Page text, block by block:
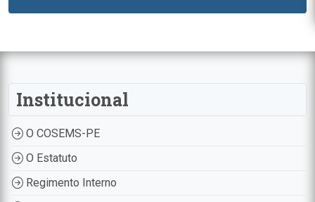
Institucional
O COSEMS-PE
O Estatuto
Regimento Interno